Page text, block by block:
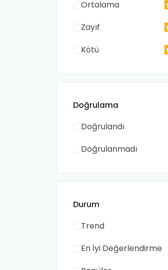
Ortalama
Zayıf
Kötü
Doğrulama
Doğrulandı
Doğrulanmadı
Durum
Trend
En İyi Değerlendirme